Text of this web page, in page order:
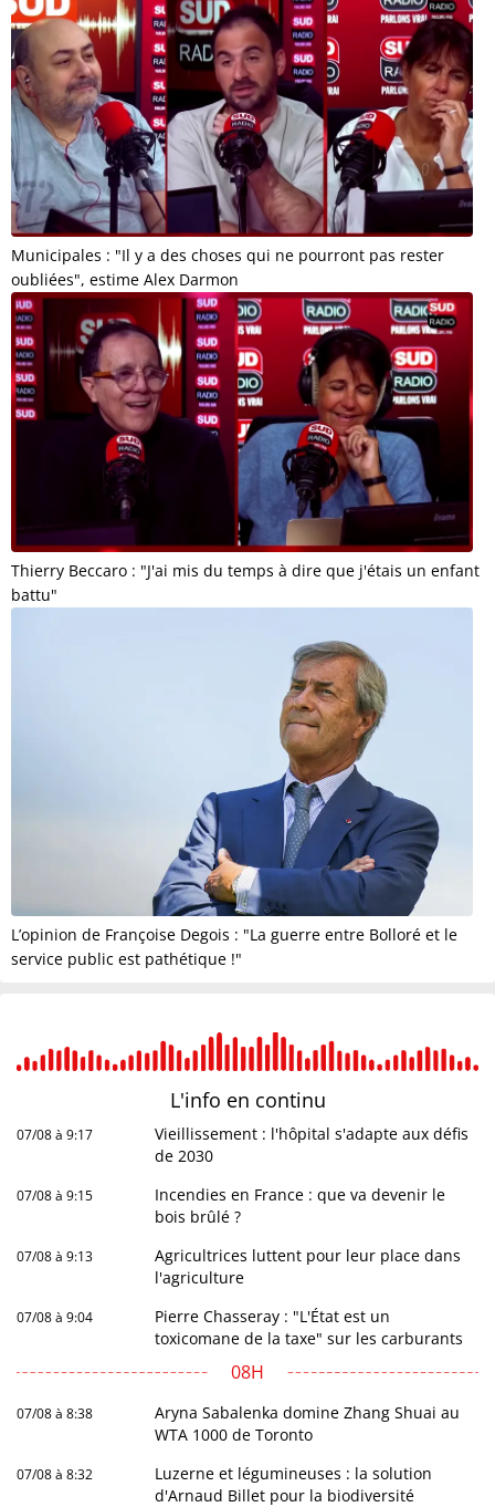
Municipales : "Il y a des choses qui ne pourront pas rester
oubliées", estime Alex Darmon
Thierry Beccaro : "J'ai mis du temps à dire que j'étais un enfant
battu"
L’opinion de Françoise Degois : "La guerre entre Bolloré et le
service public est pathétique !"
L'info en continu
07/08 à 9:17
Vieillissement : l'hôpital s'adapte aux défis
de 2030
07/08 à 9:15
Incendies en France : que va devenir le
bois brûlé ?
07/08 à 9:13
Agricultrices luttent pour leur place dans
l'agriculture
07/08 à 9:04
Pierre Chasseray : "L'État est un
toxicomane de la taxe" sur les carburants
08H
07/08 à 8:38
Aryna Sabalenka domine Zhang Shuai au
WTA 1000 de Toronto
07/08 à 8:32
Luzerne et légumineuses : la solution
d'Arnaud Billet pour la biodiversité